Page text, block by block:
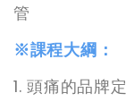
管
※課程大綱：
1. 頭痛的品牌